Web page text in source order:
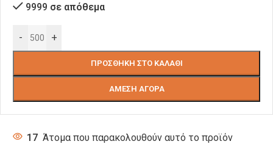
9999 σε απόθεμα
- +
ΠΡΟΣΘΉΚΗ ΣΤΟ ΚΑΛΆΘΙ
ΆΜΕΣΗ ΑΓΟΡΆ
17 Άτομα που παρακολουθούν αυτό το προϊόν